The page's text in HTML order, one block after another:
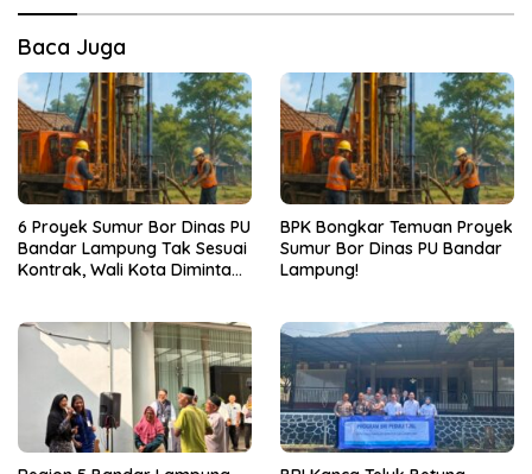
Baca Juga
6 Proyek Sumur Bor Dinas PU
Bandar Lampung Tak Sesuai
Kontrak, Wali Kota Diminta
BPK Bongkar Temuan Proyek
Sumur Bor Dinas PU Bandar
Lampung!